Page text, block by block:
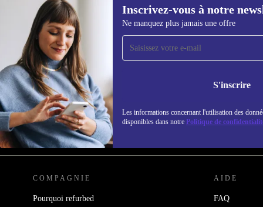
Inscrivez-vous à notre
Ne manquez plus jamais une offre
S'inscrire
Les informations concernant l'utilisation des
disponibles dans notre Politique de
Recevoir offres et infos de
refurbed par mail
Ne manquez plus aucune offre.
Retrouvez les
REFURBED FRANCE - RETHINK NEW.
COMPAGNIE
Pourquoi refurbed
AIDE
FAQ